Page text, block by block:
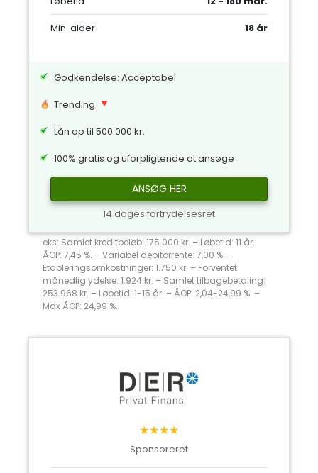
Min. alder
18 år
Godkendelse: Acceptabel
Trending
Lån op til 500.000 kr.
100% gratis og uforpligtende at ansøge
ANSØG HER
14 dages fortrydelsesret
eks: Samlet kreditbeløb: 175.000 kr. – Løbetid: 11 år.
ÅOP: 7,45 %. – Variabel debitorrente: 7,00 %. –
Etableringsomkostninger: 1.750 kr. – Forventet
månedlig ydelse: 1.924 kr. – Samlet tilbagebetaling:
253.968 kr. – Løbetid: 1-15 år. – ÅOP: 2,04-24,99 %. –
Max ÅOP: 24,99 %.
★★★★
Sponsoreret